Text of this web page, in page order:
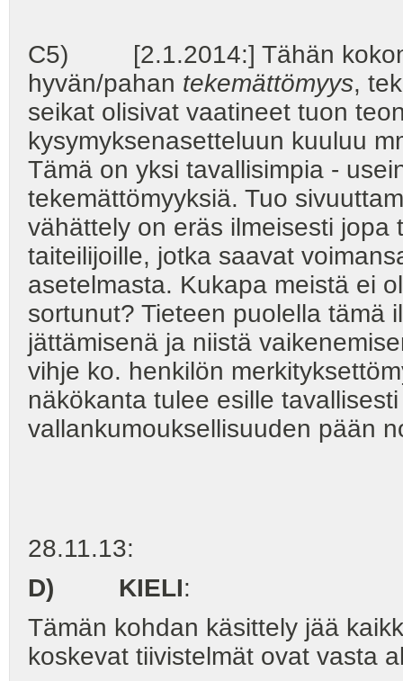
C5) [2.1.2014:] Tähän
hyvän/pahan tekemättömyys,
seikat olisivat vaatineet tuon
kysymyksenasetteluun kuuluu
Tämä on yksi tavallisimpia -
tekemättömyyksiä. Tuo
vähättely on eräs ilmeisesti jopa
taiteilijoille, jotka saavat
asetelmasta. Kukapa meistä ei
sortunut? Tieteen puolella tämä
jättämisenä ja niistä
vihje ko. henkilön
näkökanta tulee esille
vallankumouksellisuuden pään
28.11.13:
D) KIELI:
Tämän kohdan käsittely jää
koskevat tiivistelmät ovat vasta